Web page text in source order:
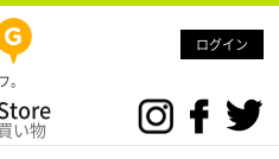
ログイン
い物